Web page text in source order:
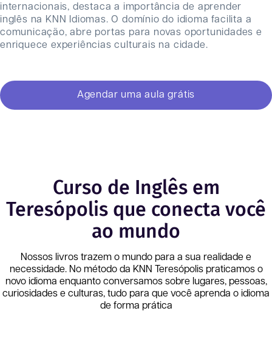
internacionais, destaca a importância de aprender
inglês na KNN Idiomas. O domínio do idioma facilita a
comunicação, abre portas para novas oportunidades e
enriquece experiências culturais na cidade.
Agendar uma aula grátis
Curso de Inglês em
Teresópolis que conecta você
ao mundo
Nossos livros trazem o mundo para a sua realidade e
necessidade. No método da KNN Teresópolis praticamos o
novo idioma enquanto conversamos sobre lugares, pessoas,
curiosidades e culturas, tudo para que você aprenda o idioma
de forma prática